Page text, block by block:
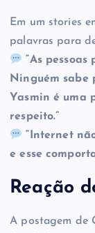
Em um stories
palavras para
“As
Ninguém sabe
Yasmin é uma
respeito.”
“Internet
e esse
Reação
A postagem de